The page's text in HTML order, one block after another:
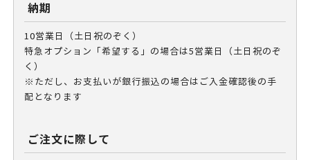
納期
10営業日（土日祝のぞく）
特急オプション「希望する」の場合は5営業日（土日祝のぞ
く）
※ただし、お支払いが銀行振込の場合はご入金確認後の手
配となります
ご注文に際して